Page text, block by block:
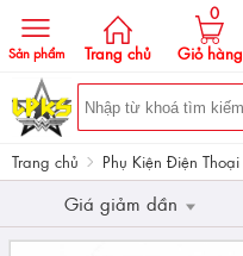
Sản phẩm Trang chủ Giỏ hàng
0
Trang chủ Phụ Kiện Điện Thoại
Giá giảm dần